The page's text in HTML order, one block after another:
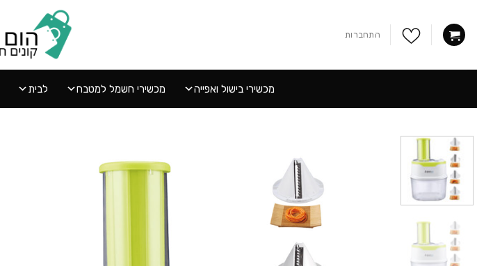
content
התחברות
מכשירי בישול ואפייה מכשירי חשמל למטבח לבית